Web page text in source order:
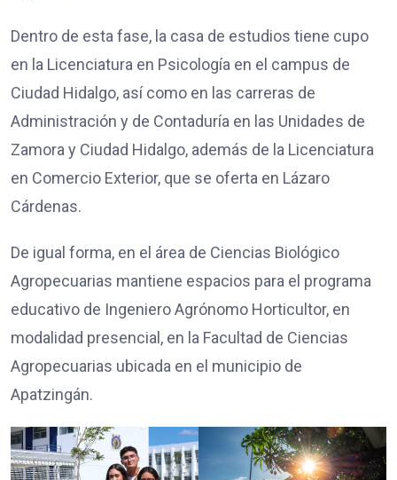
Dentro de esta fase, la casa de estudios tiene cupo
en la Licenciatura en Psicología en el campus de
Ciudad Hidalgo, así como en las carreras de
Administración y de Contaduría en las Unidades de
Zamora y Ciudad Hidalgo, además de la Licenciatura
en Comercio Exterior, que se oferta en Lázaro
Cárdenas.
De igual forma, en el área de Ciencias Biológico
Agropecuarias mantiene espacios para el programa
educativo de Ingeniero Agrónomo Horticultor, en
modalidad presencial, en la Facultad de Ciencias
Agropecuarias ubicada en el municipio de
Apatzingán.